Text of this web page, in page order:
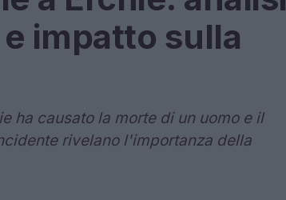
impatto sulla
ha causato la morte di un uomo e il
rivelano l'importanza della